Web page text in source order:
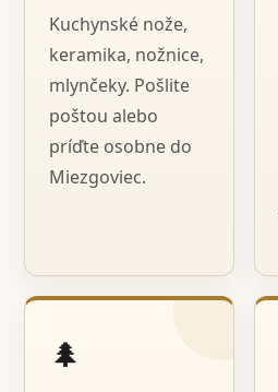
Kuchynské nože,
keramika, nožnice,
mlynčeky. Pošlite
poštou alebo
príďte osobne do
Miezgoviec.
🌲